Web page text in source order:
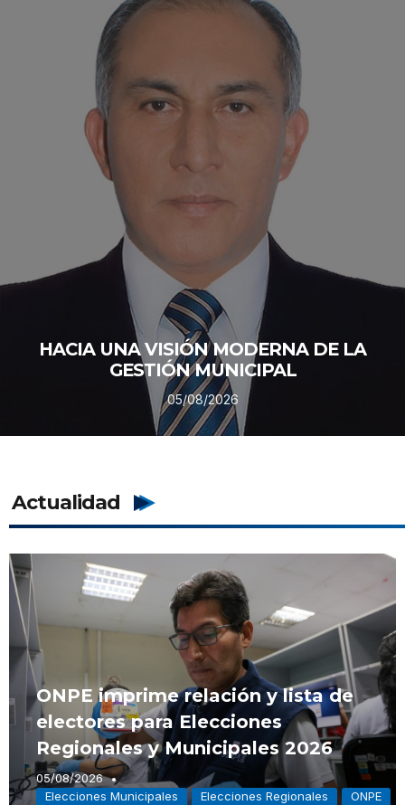
HACIA UNA VISIÓN MODERNA DE LA
GESTIÓN MUNICIPAL
05/08/2026
Actualidad
ONPE imprime relación y lista de
electores para Elecciones
Regionales y Municipales 2026
05/08/2026
Elecciones Municipales
Elecciones Regionales ONPE